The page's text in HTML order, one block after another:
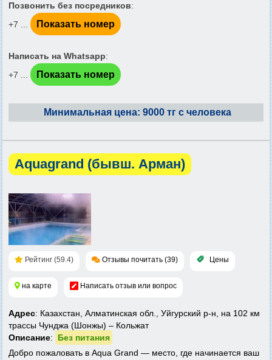
Позвонить без посредников:
+7 ...
Показать номер
Написать на Whatsapp:
+7 ...
Показать номер
Минимальная цена: 9000 тг с человека
Aquagrand (бывш. Арман)
Рейтинг (59.4) Отзывы почитать (39) Цены
на карте Написать отзыв или вопрос
Адрес: Казахстан, Алматинская обл., Уйгурский р-н, на 102 км
трассы Чунджа (Шонжы) – Кольжат
Описание:
Без питания
Добро пожаловать в Aqua Grand — место, где начинается ваш